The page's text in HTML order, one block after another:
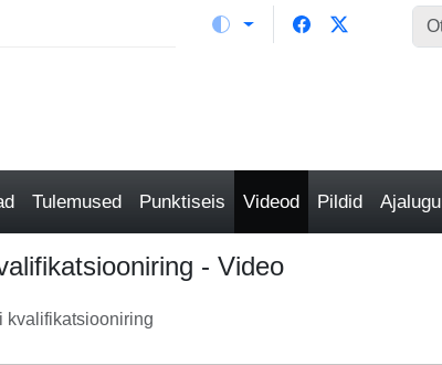
Tulemused Punktiseis Videod Pildid Ajalugu
- Video
kvalifikatsiooniring